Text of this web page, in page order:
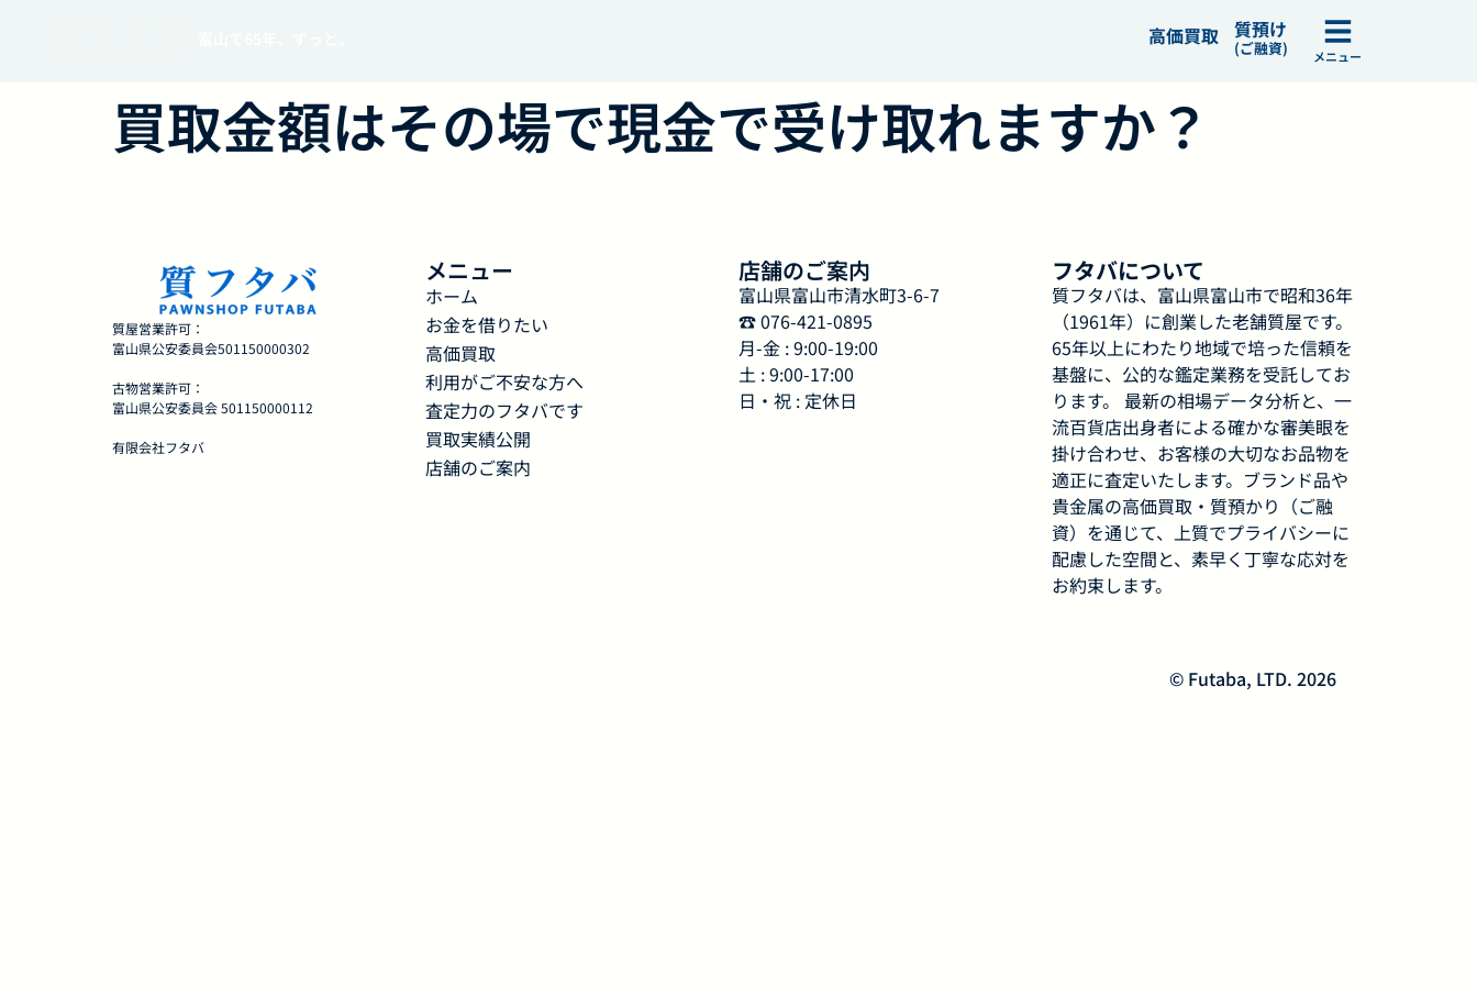
高価買取 質預け
(ご融資) メニュー
買取金額はその場で現金で受け取れますか？
質屋営業許可：
富山県公安委員会501150000302
古物営業許可：
富山県公安委員会 501150000112
有限会社フタバ
メニュー
ホーム
お金を借りたい
高価買取
利用がご不安な方へ
査定力のフタバです
買取実績公開
店舗のご案内
店舗のご案内
富山県富山市清水町3-6-7
☎︎ 076-421-0895
月-金 : 9:00-19:00
土 : 9:00-17:00
日・祝 : 定休日
フタバについて
質フタバは、富山県富山市で昭和36年
（1961年）に創業した老舗質屋です。
65年以上にわたり地域で培った信頼を
基盤に、公的な鑑定業務を受託してお
ります。 最新の相場データ分析と、一
流百貨店出身者による確かな審美眼を
掛け合わせ、お客様の大切なお品物を
適正に査定いたします。ブランド品や
貴金属の高価買取・質預かり（ご融
資）を通じて、上質でプライバシーに
配慮した空間と、素早く丁寧な応対を
お約束します。
© Futaba, LTD. 2026